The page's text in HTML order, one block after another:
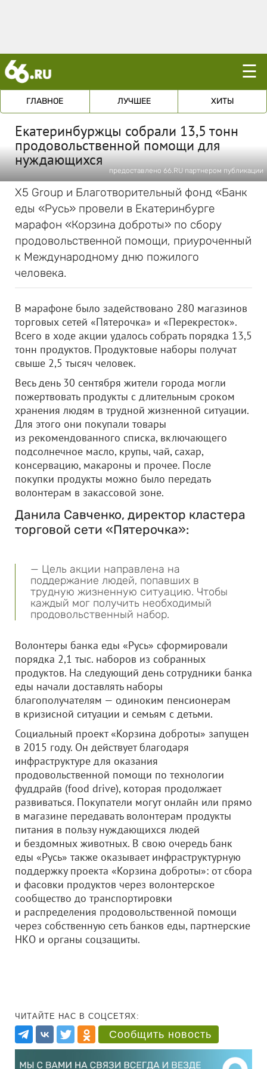
☰
ГЛАВНОЕ ЛУЧШЕЕ ХИТЫ
Екатеринбуржцы собрали 13,5 тонн
продовольственной помощи для
нуждающихся
предоставлено 66.RU партнером публикации
X5 Group и Благотворительный фонд «Банк
еды «Русь» провели в Екатеринбурге
марафон «Корзина доброты» по сбору
продовольственной помощи, приуроченный
к Международному дню пожилого
человека.
В марафоне было задействовано 280 магазинов
торговых сетей «Пятерочка» и «Перекресток».
Всего в ходе акции удалось собрать порядка 13,5
тонн продуктов. Продуктовые наборы получат
свыше 2,5 тысяч человек.
Весь день 30 сентября жители города могли
пожертвовать продукты с длительным сроком
хранения людям в трудной жизненной ситуации.
Для этого они покупали товары
из рекомендованного списка, включающего
подсолнечное масло, крупы, чай, сахар,
консервацию, макароны и прочее. После
покупки продукты можно было передать
волонтерам в закассовой зоне.
Данила Савченко, директор кластера
торговой сети «Пятерочка»:
— Цель акции направлена на
поддержание людей, попавших в
трудную жизненную ситуацию. Чтобы
каждый мог получить необходимый
продовольственный набор.
Волонтеры банка еды «Русь» сформировали
порядка 2,1 тыс. наборов из собранных
продуктов. На следующий день сотрудники банка
еды начали доставлять наборы
благополучателям — одиноким пенсионерам
в кризисной ситуации и семьям с детьми.
Социальный проект «Корзина доброты» запущен
в 2015 году. Он действует благодаря
инфраструктуре для оказания
продовольственной помощи по технологии
фуддрайв (food drive), которая продолжает
развиваться. Покупатели могут онлайн или прямо
в магазине передавать волонтерам продукты
питания в пользу нуждающихся людей
и бездомных животных. В свою очередь банк
еды «Русь» также оказывает инфраструктурную
поддержку проекта «Корзина доброты»: от сбора
и фасовки продуктов через волонтерское
сообщество до транспортировки
и распределения продовольственной помощи
через собственную сеть банков еды, партнерские
НКО и органы соцзащиты.
ЧИТАЙТЕ НАС В СОЦСЕТЯХ:
Сообщить новость